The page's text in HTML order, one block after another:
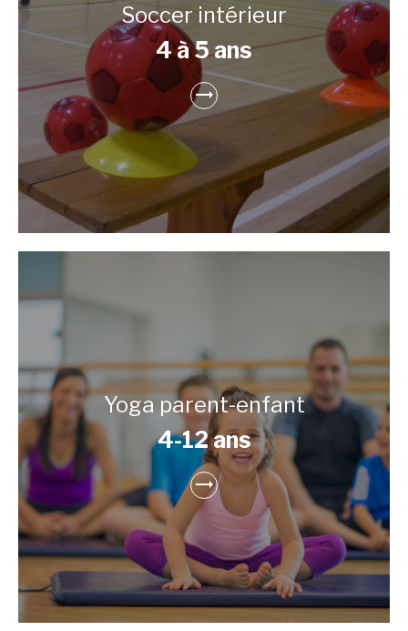
Soccer intérieur
4 à 5 ans
Yoga parent-enfant
4-12 ans